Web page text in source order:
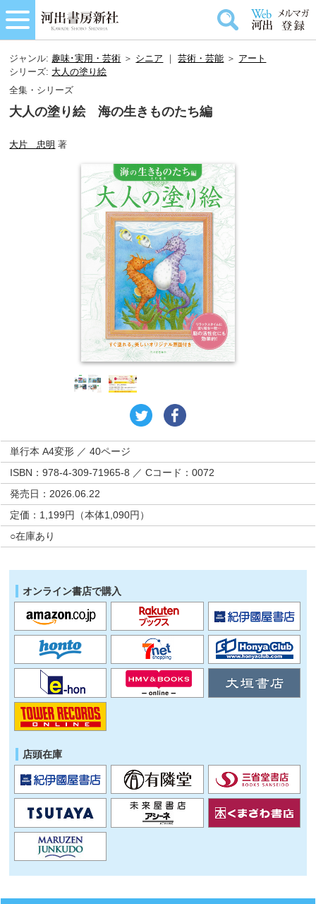
ジャンル: 趣味･実用・芸術 ＞ シニア ｜芸術・芸能 ＞ アート
シリーズ: 大人の塗り絵
全集・シリーズ
大人の塗り絵 海の生きものたち編
大片 忠明 著
単行本 A4変形 ／ 40ページ
ISBN：978-4-309-71965-8 ／ Cコード：0072
発売日：2026.06.22
定価：1,199円（本体1,090円）
○在庫あり
オンライン書店で購入
店頭在庫